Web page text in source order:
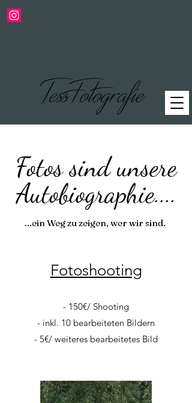
Fotos sind unsere
Autobiographie....
...ein Weg zu zeigen, wer wir sind.
Fotoshooting
- 150€/ Shooting
- inkl. 10 bearbeiteten Bildern
- 5€/ weiteres bearbeitetes Bild